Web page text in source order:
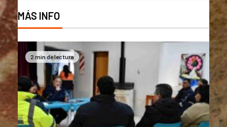
MÁS INFO
2 min de lectura